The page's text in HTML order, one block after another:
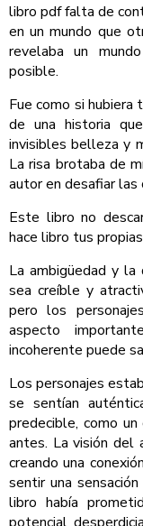
libro pdf falta de
en un mundo que
revelaba un
posible.
Fue como si hubiera
de una historia
invisibles belleza y
La risa brotaba de
autor en desafiar las
Este libro no
hace libro tus
La ambigüedad y la
sea creíble y
pero los
aspecto
incoherente puede
Los personajes
se sentían
predecible, como
antes. La visión del
creando una
sentir una
libro había